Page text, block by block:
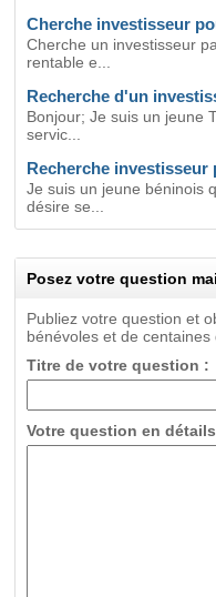
Cherche investisseur
Cherche un investisseur
rentable e...
Recherche d'un
Bonjour; Je suis un jeune
servic...
Recherche
Je suis un jeune béninois
désire se...
Posez votre question
Publiez votre question et
bénévoles et de
Titre de votre question :
Votre question en